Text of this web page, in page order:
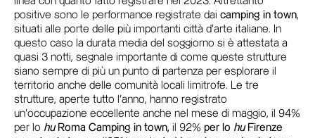
positive sono le performance registrate dai camping in town,
situati alle porte delle più importanti città d’arte italiane. In
questo caso la durata media del soggiorno si è attestata a
quasi 3 notti, segnale importante di come queste strutture
siano sempre di più un punto di partenza per esplorare il
territorio anche delle comunità locali limitrofe. Le tre
strutture, aperte tutto l’anno, hanno registrato
un’occupazione eccellente anche nel mese di maggio, il 94%
per lo hu Roma Camping in town, il 92% per lo huFirenze